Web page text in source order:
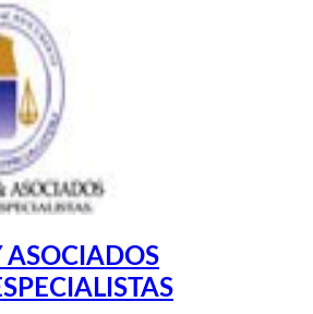
ASOCIADOS